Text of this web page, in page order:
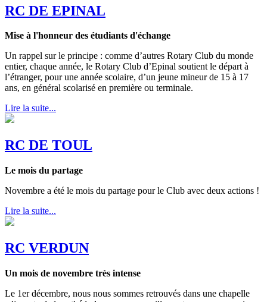
RC DE EPINAL
Mise à l'honneur des étudiants d'échange
Un rappel sur le principe : comme d’autres Rotary Club du monde
entier, chaque année, le Rotary Club d’Epinal soutient le départ à
l’étranger, pour une année scolaire, d’un jeune mineur de 15 à 17
ans, en général scolarisé en première ou terminale.
Lire la suite...
RC DE TOUL
Le mois du partage
Novembre a été le mois du partage pour le Club avec deux actions !
Lire la suite...
RC VERDUN
Un mois de novembre très intense
Le 1er décembre, nous nous sommes retrouvés dans une chapelle